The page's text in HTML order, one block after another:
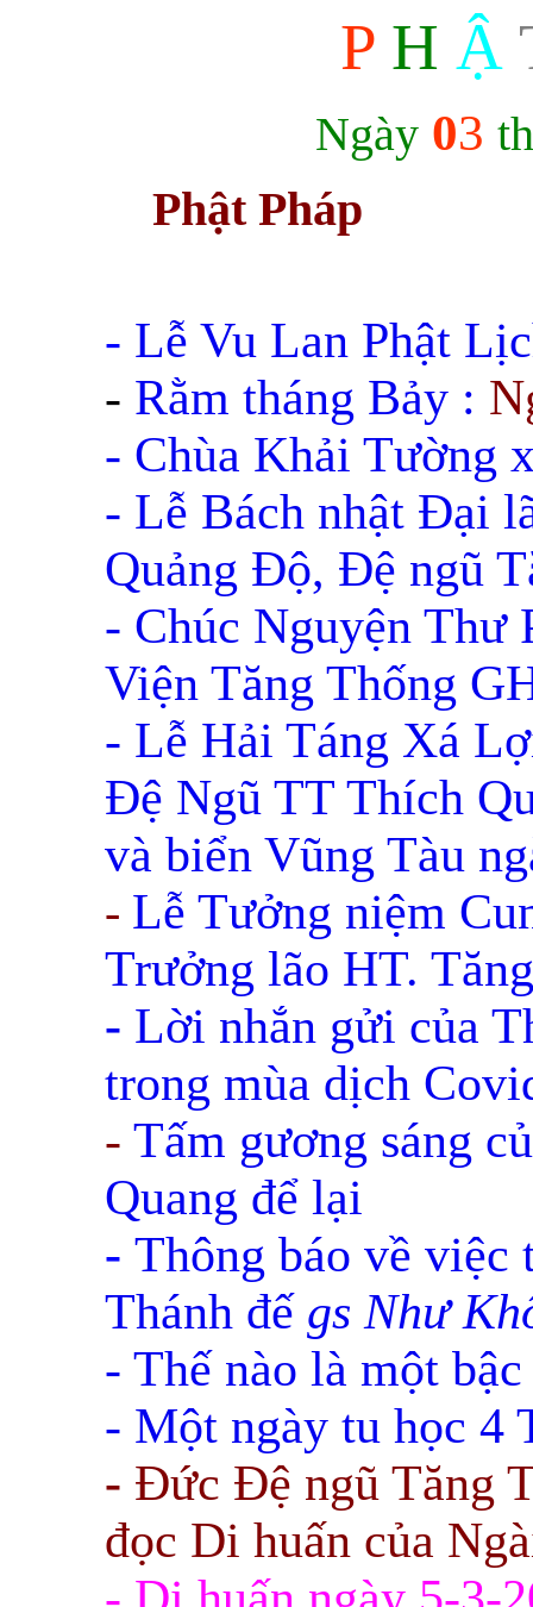
P H Ậ
Ngày 03
Phật Pháp
- Lễ Vu Lan Phật
- Rằm tháng Bảy :
- Chùa Khải Tường
- Lễ Bách nhật Đại
Quảng Độ, Đệ ngũ
- Chúc Nguyện Thư
Viện Tăng Thống
- Lễ Hải Táng Xá
Đệ Ngũ TT Thích
và biển Vũng Tàu
- Lễ Tưởng niệm
Trưởng lão HT.
- Lời nhắn gửi của
trong mùa dịch
- Tấm gương sáng
Quang để lại
- Thông báo về việc
Thánh đế gs Như
- Thế nào là một
- Một ngày tu học 4
- Đức Đệ ngũ Tăng
đọc Di huấn của